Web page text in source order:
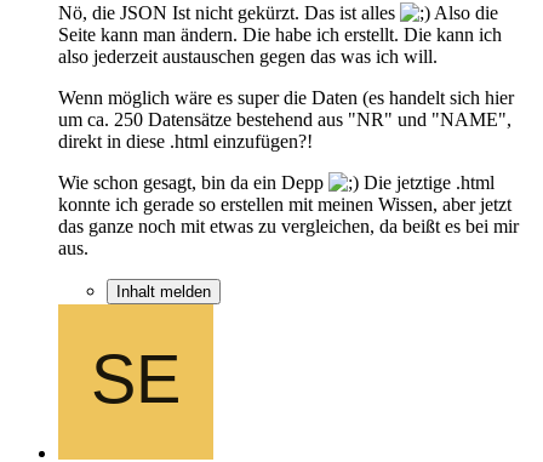
Nö, die JSON Ist nicht gekürzt. Das ist alles
Also die
Seite kann man ändern. Die habe ich erstellt. Die kann ich
also jederzeit austauschen gegen das was ich will.
Wenn möglich wäre es super die Daten (es handelt sich hier
um ca. 250 Datensätze bestehend aus "NR" und "NAME",
direkt in diese .html einzufügen?!
Wie schon gesagt, bin da ein Depp
Die jetztige .html
konnte ich gerade so erstellen mit meinen Wissen, aber jetzt
das ganze noch mit etwas zu vergleichen, da beißt es bei mir
aus.
Inhalt melden